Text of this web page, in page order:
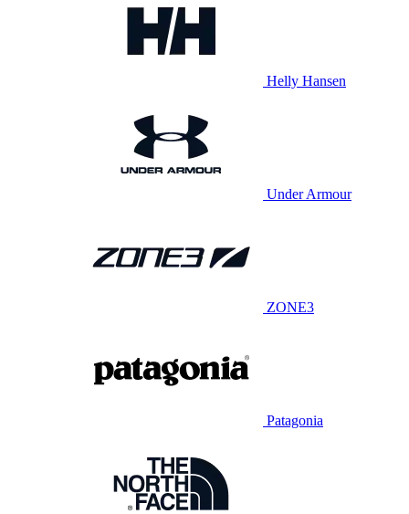
Helly Hansen
Under Armour
ZONE3
Patagonia